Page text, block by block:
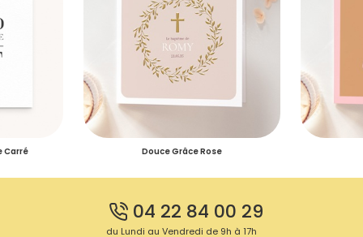
Carré Douce Grâce Rose
04 22 84 00 29
du Lundi au Vendredi de 9h à 17h